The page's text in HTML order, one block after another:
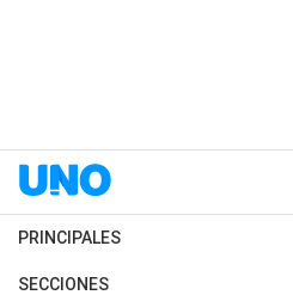
PRINCIPALES
Últimas Noticias
SECCIONES